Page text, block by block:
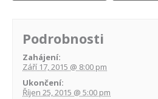
Podrobnosti
Zahájení:
Září 17, 2015 @ 8:00 pm
Ukončení:
Říjen 25, 2015 @ 5:00 pm